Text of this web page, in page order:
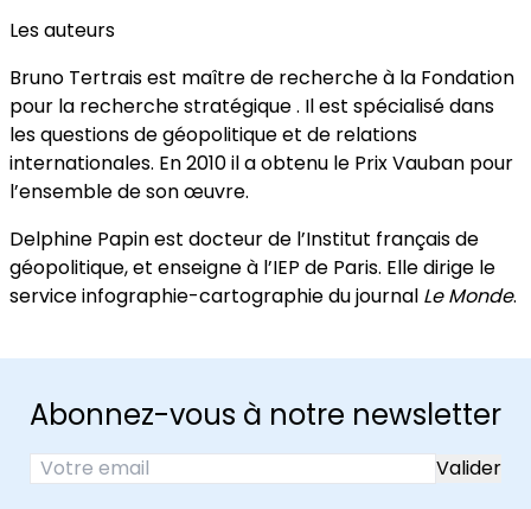
Les auteurs
Bruno Tertrais est maître de recherche à la Fondation
pour la recherche stratégique . Il est spécialisé dans
les questions de géopolitique et de relations
internationales. En 2010 il a obtenu le Prix Vauban pour
l’ensemble de son œuvre.
Delphine Papin est docteur de l’Institut français de
géopolitique, et enseigne à l’IEP de Paris. Elle dirige le
service infographie-cartographie du journal Le Monde.
Abonnez-vous à notre newsletter